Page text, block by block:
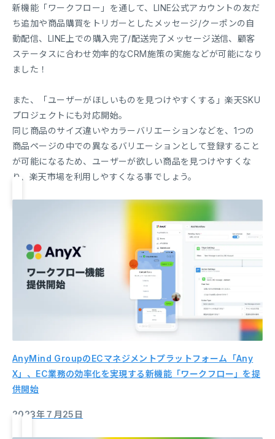
新機能「ワークフロー」を通して、LINE公式アカウントの友だ
ち追加や商品購買をトリガーとしたメッセージ/クーポンの自
動配信、LINE上での購入完了/配送完了メッセージ送信、顧客
ステータスに合わせ効率的なCRM施策の実施などが可能になり
ました！
また、「ユーザーがほしいものを見つけやすくする」楽天SKU
プロジェクトにも対応開始。
同じ商品のサイズ違いやカラーバリエーションなどを、1つの
商品ページの中での異なるバリエーションとして登録すること
が可能になるため、ユーザーが欲しい商品を見つけやすくな
り、楽天市場を利用しやすくなる事でしょう。
AnyMind GroupのECマネジメントプラットフォーム「Any
X」、EC業務の効率化を実現する新機能「ワークフロー」を提
供開始
2023年７月25日